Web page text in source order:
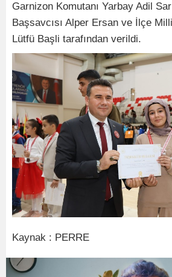
Garnizon Komutanı Yarbay Adil
Başsavcısı Alper Ersan ve İlçe
Lütfü Başli tarafından verildi.
Kaynak : PERRE